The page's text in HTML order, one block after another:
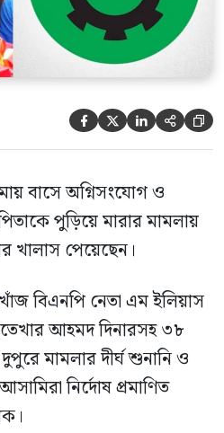
    
বাসে অগ্নিসংযোগ ও
পুড়িয়ে মারার মামলায়
খালাস পেয়েছেন।
বিএনপি নেতা এম ইলিয়াস
আহমদ দিনারসহ ৩৮
মামলার দীর্ঘ শুনানি ও
নির্দোষ প্রমাণিত